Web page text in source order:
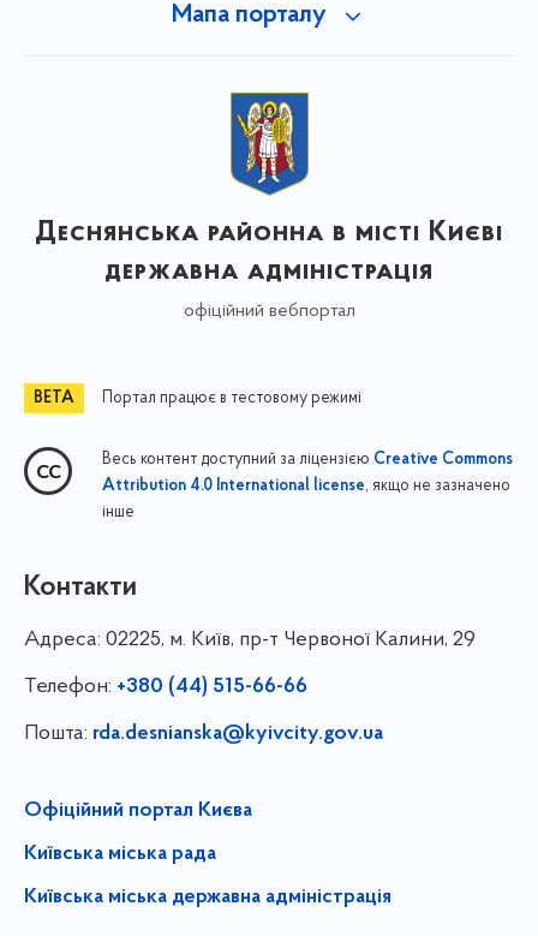
Мапа порталу
Деснянська районна в місті Києві
державна адміністрація
офіційний вебпортал
Портал працює в тестовому режимі
Весь контент доступний за ліцензією Creative Commons
Attribution 4.0 International license, якщо не зазначено
інше
Контакти
Адреса: 02225, м. Київ, пр-т Червоної Калини, 29
Телефон: +380 (44) 515-66-66
Пошта: rda.desnianska@kyivcity.gov.ua
Офіційний портал Києва
Київська міська рада
Київська міська державна адміністрація